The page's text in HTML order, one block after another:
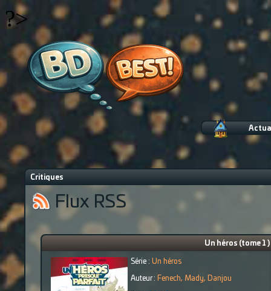
?>
Critiques
Flux RSS
Un héros (tome 1
Série : Un héros
Auteur : Fenech, Mady, Danjou